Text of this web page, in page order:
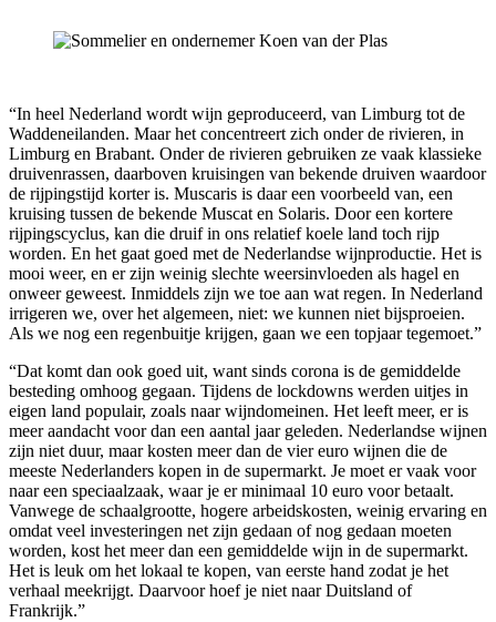
“In heel Nederland wordt wijn geproduceerd, van Limburg tot de
Waddeneilanden. Maar het concentreert zich onder de rivieren, in
Limburg en Brabant. Onder de rivieren gebruiken ze vaak klassieke
druivenrassen, daarboven kruisingen van bekende druiven waardoor
de rijpingstijd korter is. Muscaris is daar een voorbeeld van, een
kruising tussen de bekende Muscat en Solaris. Door een kortere
rijpingscyclus, kan die druif in ons relatief koele land toch rijp
worden. En het gaat goed met de Nederlandse wijnproductie. Het is
mooi weer, en er zijn weinig slechte weersinvloeden als hagel en
onweer geweest. Inmiddels zijn we toe aan wat regen. In Nederland
irrigeren we, over het algemeen, niet: we kunnen niet bijsproeien.
Als we nog een regenbuitje krijgen, gaan we een topjaar tegemoet.”
“Dat komt dan ook goed uit, want sinds corona is de gemiddelde
besteding omhoog gegaan. Tijdens de lockdowns werden uitjes in
eigen land populair, zoals naar wijndomeinen. Het leeft meer, er is
meer aandacht voor dan een aantal jaar geleden. Nederlandse wijnen
zijn niet duur, maar kosten meer dan de vier euro wijnen die de
meeste Nederlanders kopen in de supermarkt. Je moet er vaak voor
naar een speciaalzaak, waar je er minimaal 10 euro voor betaalt.
Vanwege de schaalgrootte, hogere arbeidskosten, weinig ervaring en
omdat veel investeringen net zijn gedaan of nog gedaan moeten
worden, kost het meer dan een gemiddelde wijn in de supermarkt.
Het is leuk om het lokaal te kopen, van eerste hand zodat je het
verhaal meekrijgt. Daarvoor hoef je niet naar Duitsland of
Frankrijk.”